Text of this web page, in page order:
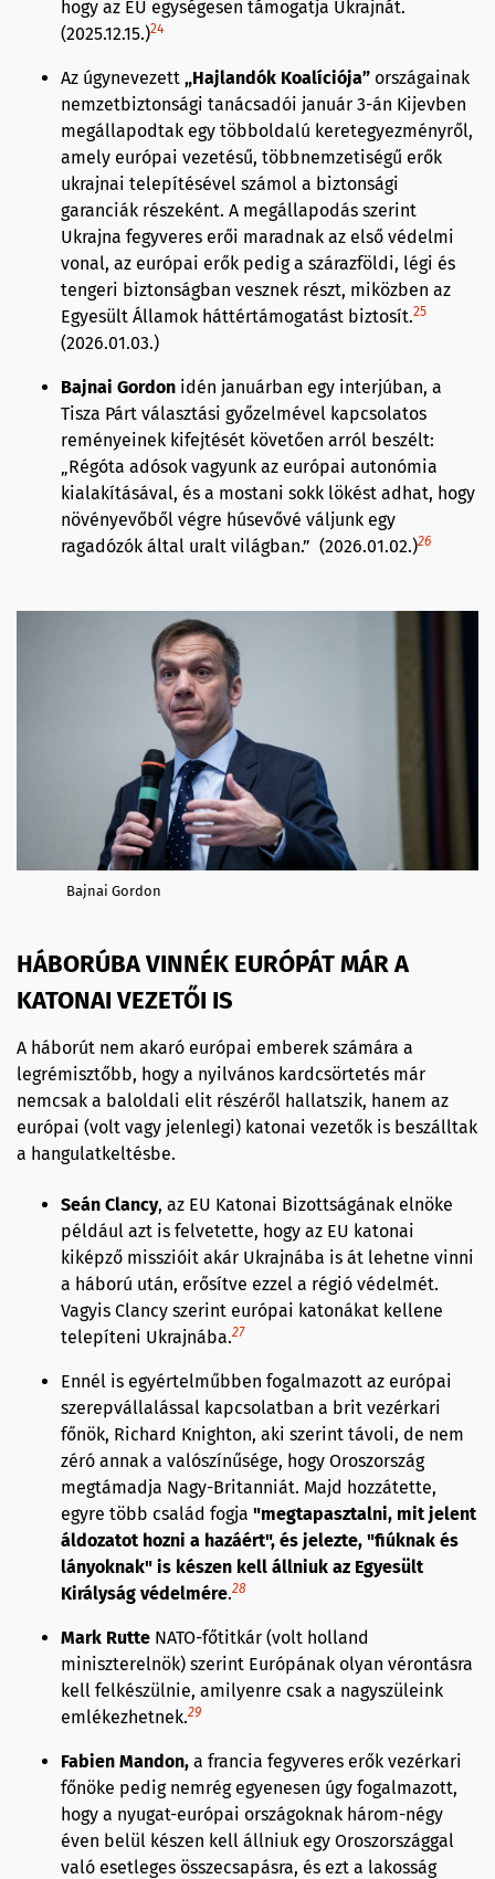
hogy az EU egységesen támogatja Ukrajnát.
(2025.12.15.)24
Az úgynevezett „Hajlandók Koalíciója” országainak
nemzetbiztonsági tanácsadói január 3-án Kijevben
megállapodtak egy többoldalú keretegyezményről,
amely európai vezetésű, többnemzetiségű erők
ukrajnai telepítésével számol a biztonsági
garanciák részeként. A megállapodás szerint
Ukrajna fegyveres erői maradnak az első védelmi
vonal, az európai erők pedig a szárazföldi, légi és
tengeri biztonságban vesznek részt, miközben az
Egyesült Államok háttértámogatást biztosít.25
(2026.01.03.)
Bajnai Gordon idén januárban egy interjúban, a
Tisza Párt választási győzelmével kapcsolatos
reményeinek kifejtését követően arról beszélt:
„Régóta adósok vagyunk az európai autonómia
kialakításával, és a mostani sokk lökést adhat, hogy
növényevőből végre húsevővé váljunk egy
ragadózók által uralt világban.” (2026.01.02.)26
Bajnai Gordon
HÁBORÚBA VINNÉK EURÓPÁT MÁR A
KATONAI VEZETŐI IS
A háborút nem akaró európai emberek számára a
legrémisztőbb, hogy a nyilvános kardcsörtetés már
nemcsak a baloldali elit részéről hallatszik, hanem az
európai (volt vagy jelenlegi) katonai vezetők is beszálltak
a hangulatkeltésbe.
Seán Clancy, az EU Katonai Bizottságának elnöke
például azt is felvetette, hogy az EU katonai
kiképző misszióit akár Ukrajnába is át lehetne vinni
a háború után, erősítve ezzel a régió védelmét.
Vagyis Clancy szerint európai katonákat kellene
telepíteni Ukrajnába.27
Ennél is egyértelműbben fogalmazott az európai
szerepvállalással kapcsolatban a brit vezérkari
főnök, Richard Knighton, aki szerint távoli, de nem
zéró annak a valószínűsége, hogy Oroszország
megtámadja Nagy-Britanniát. Majd hozzátette,
egyre több család fogja "megtapasztalni, mit jelent
áldozatot hozni a hazáért", és jelezte, "fiúknak és
lányoknak" is készen kell állniuk az Egyesült
Királyság védelmére.28
Mark Rutte NATO-főtitkár (volt holland
miniszterelnök) szerint Európának olyan vérontásra
kell felkészülnie, amilyenre csak a nagyszüleink
emlékezhetnek.29
Fabien Mandon, a francia fegyveres erők vezérkari
főnöke pedig nemrég egyenesen úgy fogalmazott,
hogy a nyugat-európai országoknak három-négy
éven belül készen kell állniuk egy Oroszországgal
való esetleges összecsapásra, és ezt a lakosság